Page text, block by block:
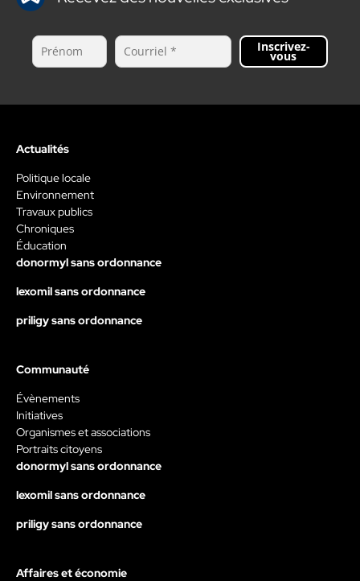
Inscrivez-
vous
Actualités
Politique locale
Environnement
Travaux publics
Chroniques
Éducation
donormyl sans ordonnance
lexomil sans ordonnance
priligy sans ordonnance
Communauté
Évènements
Initiatives
Organismes et associations
Portraits citoyens
donormyl sans ordonnance
lexomil sans ordonnance
priligy sans ordonnance
Affaires et économie